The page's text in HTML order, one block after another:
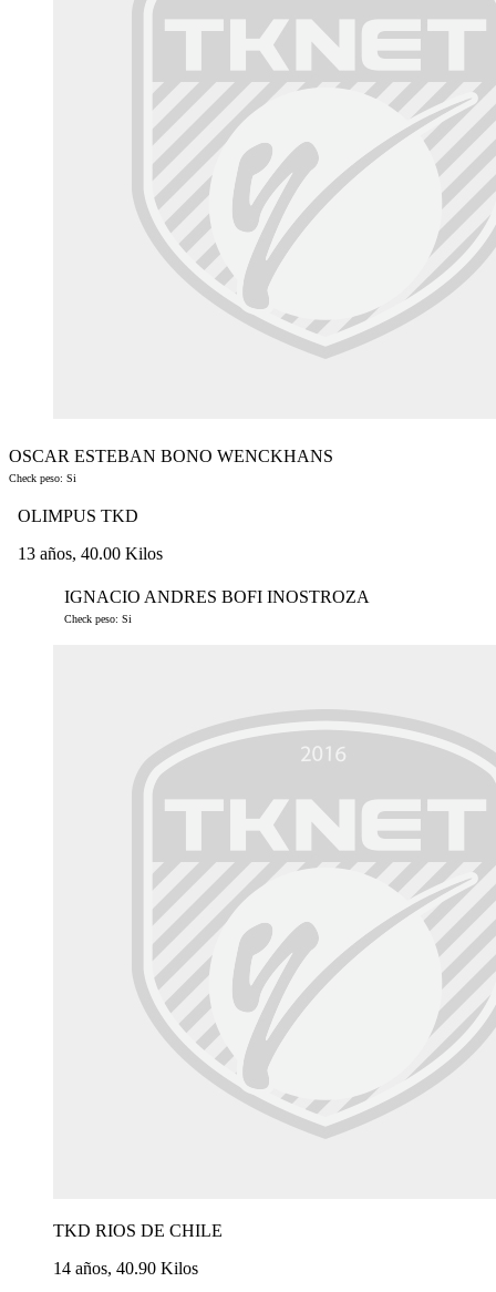
OSCAR ESTEBAN BONO WENCKHANS
Check peso: Si
OLIMPUS TKD
13 años, 40.00 Kilos
IGNACIO ANDRES BOFI INOSTROZA
Check peso: Si
TKD RIOS DE CHILE
14 años, 40.90 Kilos